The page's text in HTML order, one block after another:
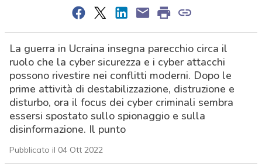
La guerra in Ucraina insegna parecchio circa il
ruolo che la cyber sicurezza e i cyber attacchi
possono rivestire nei conflitti moderni. Dopo le
prime attività di destabilizzazione, distruzione e
disturbo, ora il focus dei cyber criminali sembra
essersi spostato sullo spionaggio e sulla
disinformazione. Il punto
Pubblicato il 04 Ott 2022